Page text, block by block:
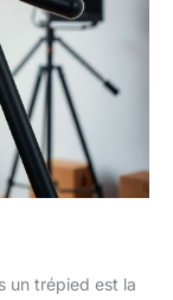
un trépied est la